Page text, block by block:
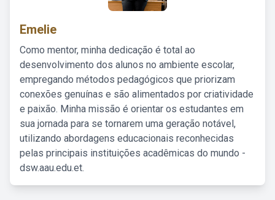
Emelie
Como mentor, minha dedicação é total ao
desenvolvimento dos alunos no ambiente escolar,
empregando métodos pedagógicos que priorizam
conexões genuínas e são alimentados por criatividade
e paixão. Minha missão é orientar os estudantes em
sua jornada para se tornarem uma geração notável,
utilizando abordagens educacionais reconhecidas
pelas principais instituições acadêmicas do mundo -
dsw.aau.edu.et.